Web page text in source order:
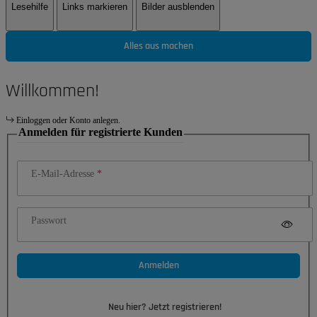
Lesehilfe Links markieren Bilder ausblenden
Alles aus machen
Willkommen!
Einloggen oder Konto anlegen.
Anmelden für registrierte Kunden
E-Mail-Adresse
Passwort
Anmelden
Neu hier? Jetzt registrieren!